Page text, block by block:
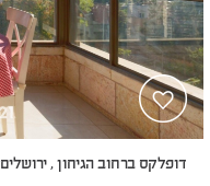
דופלקס ברחוב הגיחון , ירושלים